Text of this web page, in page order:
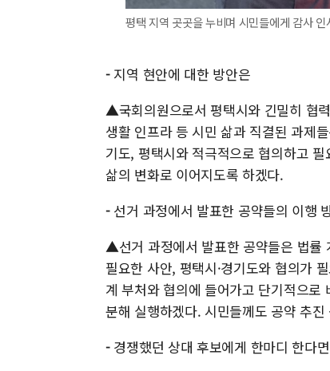
평택 지역 곳곳을 누비며 시민들에게 감사
- 지역 현안에 대한 방안은
▲국회의원으로서 평택시와 긴밀히 협
생활 인프라 등 시민 삶과 직결된 과제
기도, 평택시와 적극적으로 협의하고
삶의 변화로 이어지도록 하겠다.
- 선거 과정에서 발표한 공약들의 이행
▲선거 과정에서 발표한 공약들은 법률
필요한 사안, 평택시·경기도와 협의가
계 부처와 협의에 들어가고 단기적으
분해 실행하겠다. 시민들께도 공약 추
- 경쟁했던 상대 후보에게 한마디 한다면